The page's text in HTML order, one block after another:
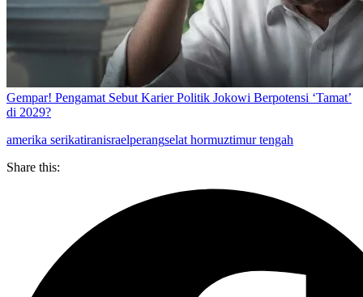
Gempar! Pengamat Sebut Karier Politik Jokowi Berpotensi ‘Tamat’
di 2029?
amerika serikatiranisraelperangselat hormuztimur tengah
Share this: